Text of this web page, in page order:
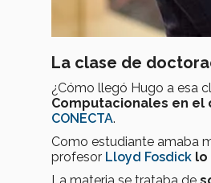
La clase de
¿Cómo llegó Hugo a esa
Computacionales en el
CONECTA.
Como estudiante amaba
profesor Lloyd Fosdick lo